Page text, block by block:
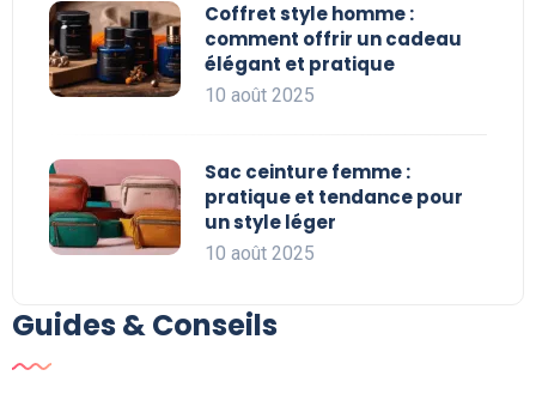
Coffret style homme :
comment offrir un cadeau
élégant et pratique
10 août 2025
Sac ceinture femme :
pratique et tendance pour
un style léger
10 août 2025
Guides & Conseils